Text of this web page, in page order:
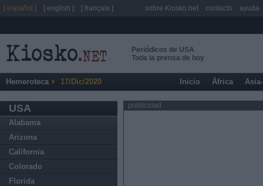
Periódicos de USA
Toda la prensa de hoy
Hemeroteca 17/Dic/2020 Inicio África
USA
Alabama
Arizona
California
Colorado
Florida
publicidad
[ español ] [ english ] [ français ] sobre Kiosko.net contacto ayuda